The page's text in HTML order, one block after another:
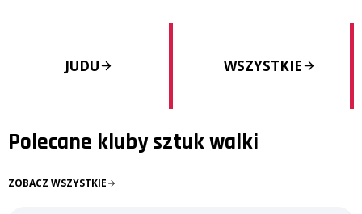
JUDU WSZYSTKIE
Polecane kluby sztuk walki
ZOBACZ WSZYSTKIE